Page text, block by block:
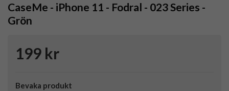
CaseMe - iPhone 11 - Fodral - 023 Series -
Grön
199 kr
Bevaka produkt